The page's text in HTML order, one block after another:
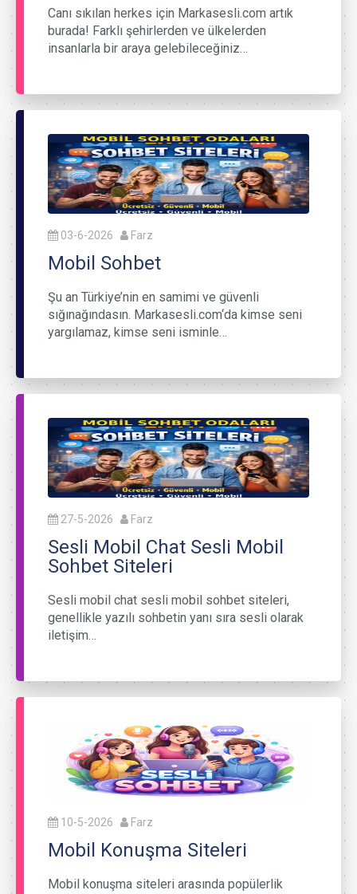
Canı sıkılan herkes için Markasesli.com artık
burada! Farklı şehirlerden ve ülkelerden
insanlarla bir araya gelebileceğiniz…
03-6-2026 Farz
Mobil Sohbet
Şu an Türkiye’nin en samimi ve güvenli
sığınağındasın. Markasesli.com‘da kimse seni
yargılamaz, kimse seni isminle…
27-5-2026 Farz
Sesli Mobil Chat Sesli Mobil
Sohbet Siteleri
Sesli mobil chat sesli mobil sohbet siteleri,
genellikle yazılı sohbetin yanı sıra sesli olarak
iletişim…
10-5-2026 Farz
Mobil Konuşma Siteleri
Mobil konuşma siteleri arasında popülerlik